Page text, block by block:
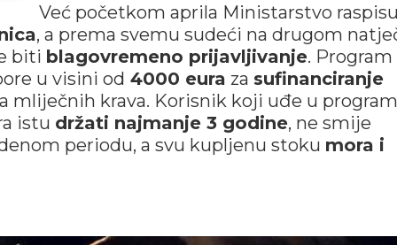
Već početkom aprila Ministarstvo
, a prema svemu sudeći na drugom
biti blagovremeno prijavljivanje. Program
u visini od 4000 eura za sufinanciranje
mliječnih krava. Korisnik koji uđe u program
istu držati najmanje 3 godine, ne smije
periodu, a svu kupljenu stoku mora i